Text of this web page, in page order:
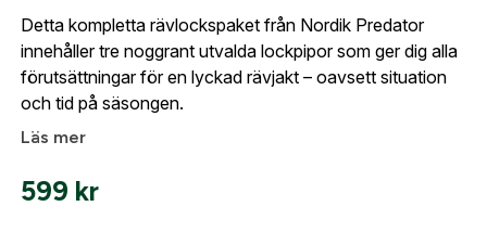
Mitt konto
Kontakta oss
Detta kompletta rävlockspaket från Nordik Predator
innehåller tre noggrant utvalda lockpipor som ger dig alla
förutsättningar för en lyckad rävjakt – oavsett situation
och tid på säsongen.
Läs mer
599 kr
Skapa konto
Fyll i dina företags- eller föreningsuppgifter i
skapat. I vår FAQ hittar du svar på de vanligaste